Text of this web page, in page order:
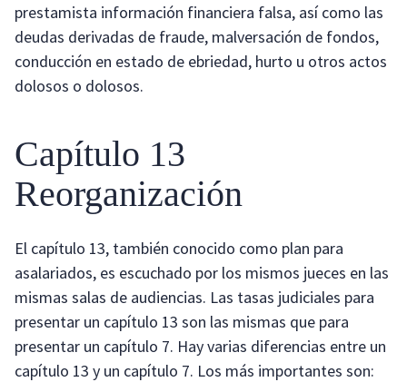
prestamista información financiera falsa, así como las
deudas derivadas de fraude, malversación de fondos,
conducción en estado de ebriedad, hurto u otros actos
dolosos o dolosos.
Capítulo 13
Reorganización
El capítulo 13, también conocido como plan para
asalariados, es escuchado por los mismos jueces en las
mismas salas de audiencias. Las tasas judiciales para
presentar un capítulo 13 son las mismas que para
presentar un capítulo 7. Hay varias diferencias entre un
capítulo 13 y un capítulo 7. Los más importantes son: